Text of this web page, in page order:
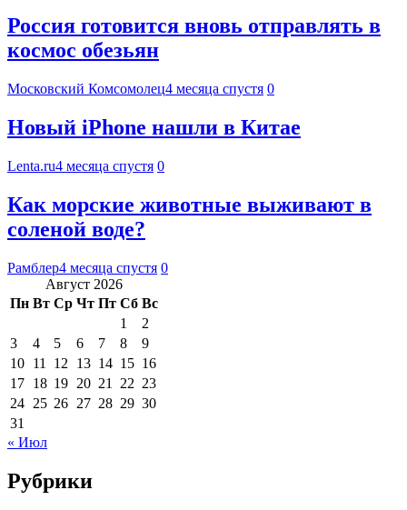
Россия готовится вновь отправлять в
космос обезьян
Московский Комсомолец4 месяца спустя 0
Новый iPhone нашли в Китае
Lenta.ru4 месяца спустя 0
Как морские животные выживают в
соленой воде?
Рамблер4 месяца спустя 0
Август 2026
Пн Вт Ср Чт Пт Сб Вс
1
2
3
4 5 6 7 8
9
10 11 12 13 14 15 16
17 18 19 20 21 22 23
24 25 26 27 28 29 30
31
« Июл
Рубрики